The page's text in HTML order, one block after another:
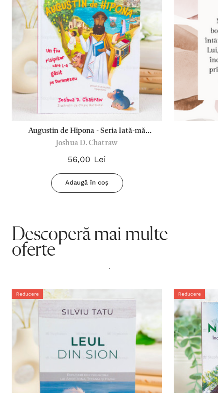
Augustin de Hipona - Seria Iată-mă
trimite-mă
Joshua D. Chatraw
56,00 Lei
Adaugă în coș
Descoperă mai multe
oferte
.
Reducere Reducere